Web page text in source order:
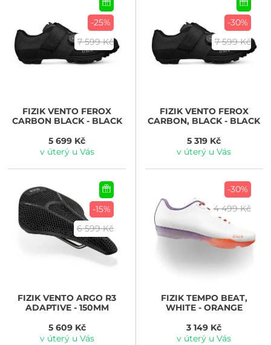
-25%
7 599 Kč
FIZIK VENTO FEROX
CARBON BLACK - BLACK
5 699 Kč
v úterý u Vás
-30%
7 599 Kč
FIZIKVENTO FEROX
CARBON, BLACK - BLACK
5 319 Kč
v úterý u Vás
-15%
6 599 Kč
FIZIKVENTO ARGO R3
ADAPTIVE - 150MM
5 609 Kč
v úterý u Vás
-30%
4 499 Kč
FIZIKTEMPO BEAT,
WHITE - ORANGE
3 149 Kč
v úterý u Vás